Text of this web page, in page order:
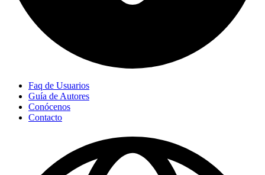
Faq de Usuarios
Guía de Autores
Conócenos
Contacto